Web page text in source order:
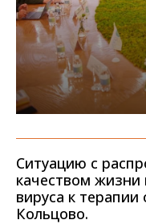
Ситуацию с
качеством жизни
вируса к терапии
Кольцово.